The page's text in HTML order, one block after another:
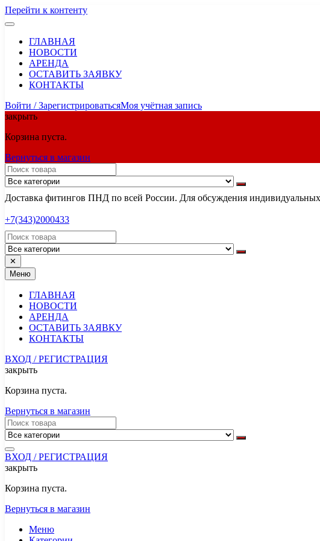
Перейти к контенту
ГЛАВНАЯ
НОВОСТИ
АРЕНДА
ОСТАВИТЬ ЗАЯВКУ
КОНТАКТЫ
Войти / ЗарегистрироватьсяМоя учётная запись
закрыть
Корзина пуста.
Вернуться в магазин
Доставка фитингов ПНД по всей России. Для обсуждения
+7(343)2000433
✕
Меню
ГЛАВНАЯ
НОВОСТИ
АРЕНДА
ОСТАВИТЬ ЗАЯВКУ
КОНТАКТЫ
ВХОД / РЕГИСТРАЦИЯ
закрыть
Корзина пуста.
Вернуться в магазин
ВХОД / РЕГИСТРАЦИЯ
закрыть
Корзина пуста.
Вернуться в магазин
Меню